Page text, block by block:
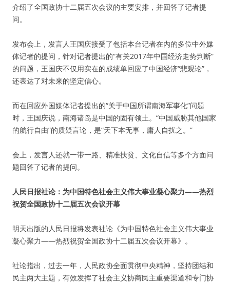
介绍了全国政协十二届五次会议的主要安排，并回答了记者提
问。
发布会上，发言人王国庆接受了包括本台记者在内的多位中外媒
体记者的提问，针对记者提出的“有关2017年中国经济走势判断”
的问题，王国庆不仅用实在的成绩单回应了中国经济“悲观论”，
还表达了对未来的坚定信心。
而在回应外国媒体记者提出的“关于中国所谓南海军事化”问题
时，王国庆说，南海诸岛是中国的固有领土。“中国威胁其他国家
的航行自由”的质疑言论，是“天下本无事，庸人自扰之。”
会上，发言人还就一带一路、精准扶贫、文化自信等多个方面问
题回答了记者的提问。
人民日报社论：为中国特色社会主义伟大事业凝心聚力——热烈
祝贺全国政协十二届五次会议开幕
明天出版的人民日报将发表社论《为中国特色社会主义伟大事业
凝心聚力——热烈祝贺全国政协十二届五次会议开幕》。
社论指出，过去一年，人民政协全面贯彻中央精神，坚持团结和
民主两大主题，有效发挥了社会主义协商民主重要渠道和专门协